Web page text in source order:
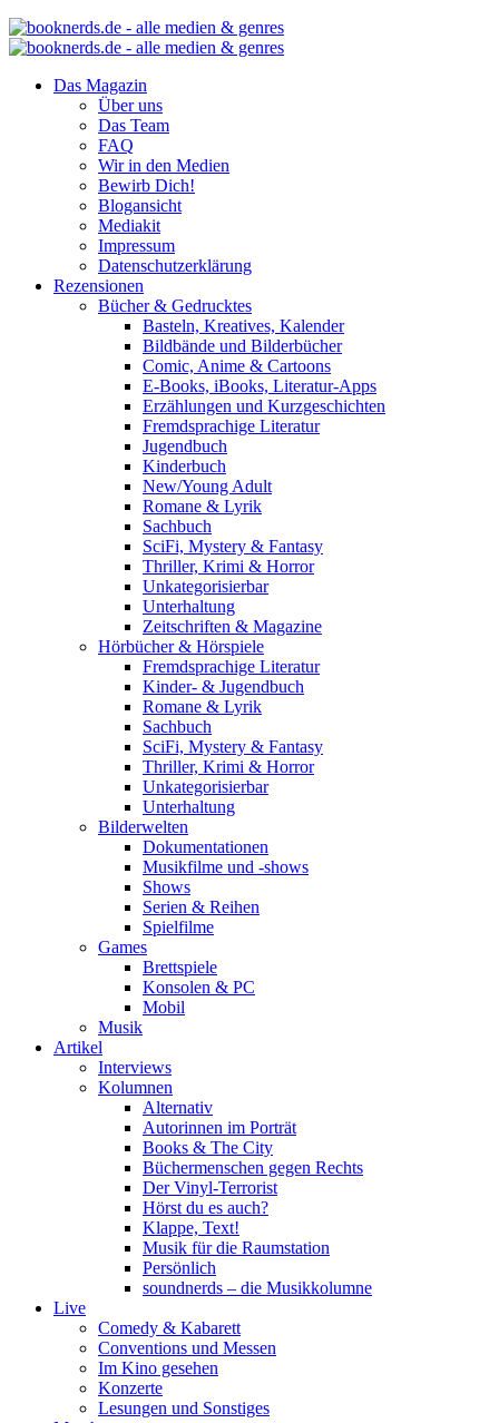
Das Magazin
Über uns
Das Team
FAQ
Wir in den Medien
Bewirb Dich!
Blogansicht
Mediakit
Impressum
Datenschutzerklärung
Rezensionen
Bücher & Gedrucktes
Basteln, Kreatives, Kalender
Bildbände und Bilderbücher
Comic, Anime & Cartoons
E-Books, iBooks, Literatur-Apps
Erzählungen und Kurzgeschichten
Fremdsprachige Literatur
Jugendbuch
Kinderbuch
New/Young Adult
Romane & Lyrik
Sachbuch
SciFi, Mystery & Fantasy
Thriller, Krimi & Horror
Unkategorisierbar
Unterhaltung
Zeitschriften & Magazine
Hörbücher & Hörspiele
Fremdsprachige Literatur
Kinder- & Jugendbuch
Romane & Lyrik
Sachbuch
SciFi, Mystery & Fantasy
Thriller, Krimi & Horror
Unkategorisierbar
Unterhaltung
Bilderwelten
Dokumentationen
Musikfilme und -shows
Shows
Serien & Reihen
Spielfilme
Games
Brettspiele
Konsolen & PC
Mobil
Musik
Artikel
Interviews
Kolumnen
Alternativ
Autorinnen im Porträt
Books & The City
Büchermenschen gegen Rechts
Der Vinyl-Terrorist
Hörst du es auch?
Klappe, Text!
Musik für die Raumstation
Persönlich
soundnerds – die Musikkolumne
Live
Comedy & Kabarett
Conventions und Messen
Im Kino gesehen
Konzerte
Lesungen und Sonstiges